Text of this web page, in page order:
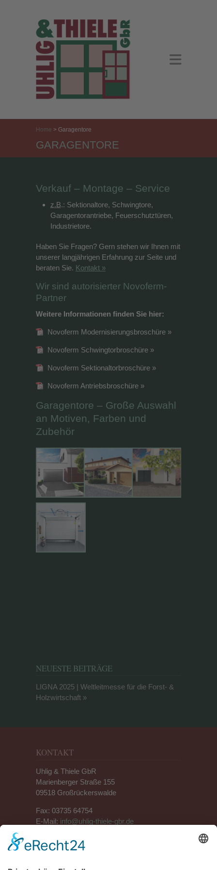
Home > Garagentore
GARAGENTORE
Verkauf – Montage – Service
z.B.: Sektionaltore, Schwingtore,
Garagentorantriebe, Feuerschutztüren,
Industrietore.
Haben Sie Fragen? Gern stehen wir Ihnen mit
unserer langjährigen Erfahrung zur Seite und
beraten Sie. Kontakt
Wir sind autorisierter Novoferm-
Partner
Weitere Informationen finden Sie hier:
Novoferm Modernisierungsbroschüre
Novoferm Schwingtorbroschüre
Novoferm Sektionaltorbroschüre
Novoferm Antriebsbroschüre
Garagentore – Große Auswahl
an Motiven, Farben und
Zubehör
NEUESTE BEITRÄGE
LIGNA 2025 | Weltleitmesse für die Forst- &
Holzwirtschaft
KONTAKT
Uhlig & Thiele GbR
Marienberger Straße 155
09518 Großrückerswalde
Fax: 03735 64754
E-Mail: info@uhlig-thiele-gbr.de
ANSPRECHPARTNER